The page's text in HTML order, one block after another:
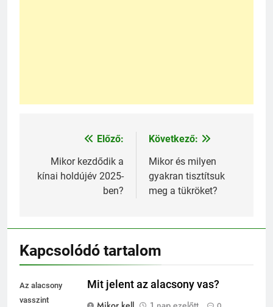
Bejegyzés
navigáció
Előző:
Mikor kezdődik a
kínai holdújév 2025-
ben?
Következő:
Mikor és milyen
gyakran tisztítsuk
meg a tükröket?
Kapcsolódó tartalom
Az alacsony
vasszint
Mit jelent az alacsony vas?